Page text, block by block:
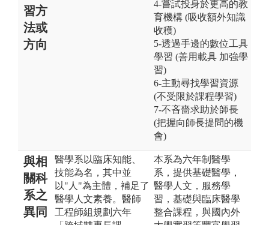
習方
法或
方向
4-嘗試投身於更高的教
育機構 (吸收額外知識
收穫)
5-透過手邊的數位工具
學習 (善用載具 加強學
習)
6-主動尋找學習資源
(不受限於課程學習)
7-不吝嗇求助於師長
(把握向師長提問的機
會)
與相
關科
系之
異同
醫學系以臨床知能、
技能為名，其中並
以"人"為主體，補足了
醫學人文素養。醫師
工程師組規劃六年
本系為六年制醫學
系，提供基礎醫學，
醫學人文，服務學
習，基礎與臨床醫學
整合課程，與國內外